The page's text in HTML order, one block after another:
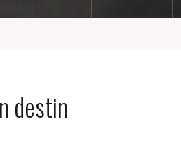
destin